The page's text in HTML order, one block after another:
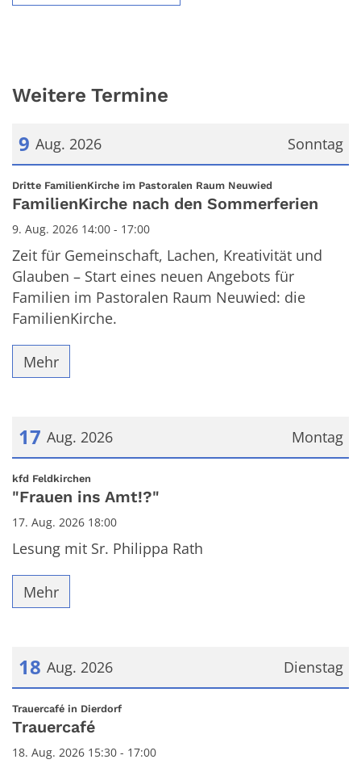
Weitere Termine
Sonntag
9 Aug. 2026
Datum: 9. August 2026
Dritte FamilienKirche im Pastoralen Raum Neuwied:
FamilienKirche nach den Sommerferien
9. Aug. 2026 14:00 - 17:00
Zeit für Gemeinschaft, Lachen, Kreativität und
Glauben – Start eines neuen Angebots für
Familien im Pastoralen Raum Neuwied: die
FamilienKirche.
Mehr
Montag
17 Aug. 2026
Datum: 17. August 2026
kfd Feldkirchen
"Frauen ins Amt!?"
17. Aug. 2026 18:00
Lesung mit Sr. Philippa Rath
Mehr
Dienstag
18 Aug. 2026
Datum: 18. August 2026
Trauercafé in Dierdorf:
Trauercafé
18. Aug. 2026 15:30 - 17:00